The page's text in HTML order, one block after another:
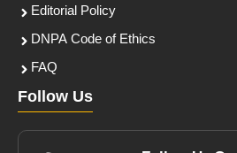
Editorial Policy
DNPA Code of Ethics
FAQ
Follow Us